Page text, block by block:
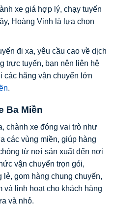
xe giá hợp lý, chạy tuyến
Hoàng Vinh là lựa chọn
đi xa, yêu cầu cao về dịch
trực tuyến, bạn nên liên hệ
các hãng vận chuyển lớn
.
Ba Miền
chành xe đóng vai trò như
các vùng miền, giúp hàng
từ nơi sản xuất đến nơi
vận chuyển trọn gói,
gom hàng chung chuyến,
và linh hoạt cho khách hàng
và nhỏ.